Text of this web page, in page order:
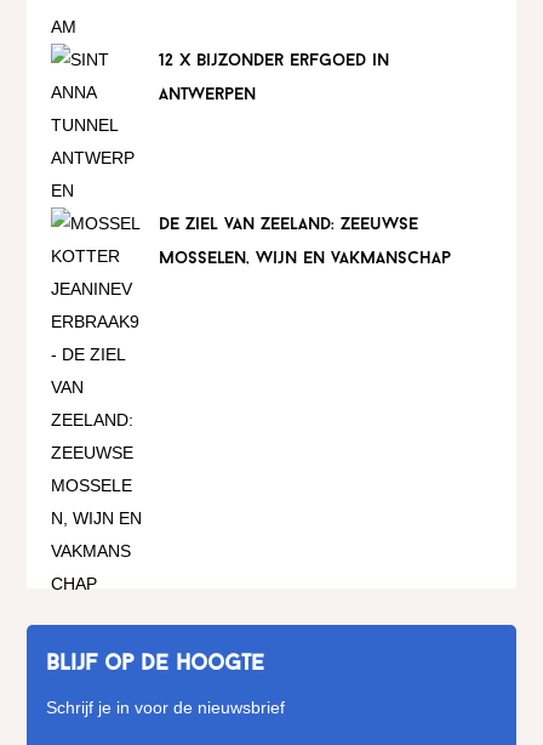
12 x bijzonder erfgoed in
antwerpen
de ziel van zeeland: zeeuwse
mosselen, wijn en vakmanschap
Blijf op de hoogte
Schrijf je in voor de nieuwsbrief